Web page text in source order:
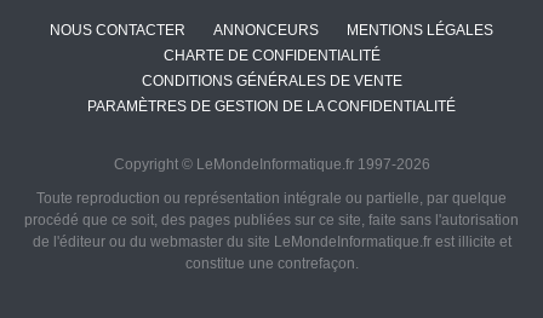
NOUS CONTACTER ANNONCEURS
MENTIONS LÉGALES
CHARTE DE CONFIDENTIALITÉ
CONDITIONS GÉNÉRALES DE VENTE
PARAMÈTRES DE GESTION DE LA CONFIDENTIALITÉ
Copyright © LeMondeInformatique.fr 1997-2026
Toute reproduction ou représentation intégrale ou partielle, par quelque
procédé que ce soit, des pages publiées sur ce site, faite sans l'autorisation
de l'éditeur ou du webmaster du site LeMondeInformatique.fr est illicite et
constitue une contrefaçon.